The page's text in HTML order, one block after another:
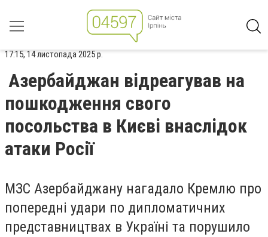
17:15, 14 листопада 2025 р.
Азербайджан відреагував на
пошкодження свого
посольства в Києві внаслідок
атаки Росії
МЗС Азербайджану нагадало Кремлю про
попередні удари по дипломатичних
представництвах в Україні та порушило